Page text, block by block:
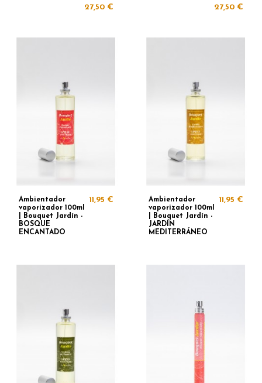
27,50 € 27,50 €
Ambientador
vaporizador 100ml
| Bouquet Jardín -
BOSQUE
ENCANTADO
11,95 €
Ambientador
vaporizador 100ml
| Bouquet Jardín -
JARDÍN
MEDITERRÁNEO
11,95 €